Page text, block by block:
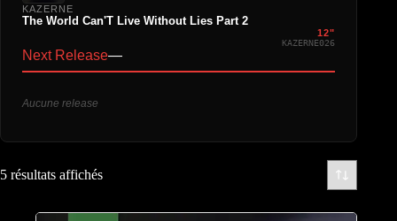
KAZERNE
The World Can'T Live Without Lies Part 2
12"
KAZERNE026
Next Release—
Aucune release
5 résultats affichés